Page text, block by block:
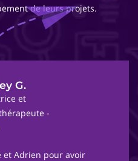
de leurs projets.
G.
et
-
et Adrien pour avoir